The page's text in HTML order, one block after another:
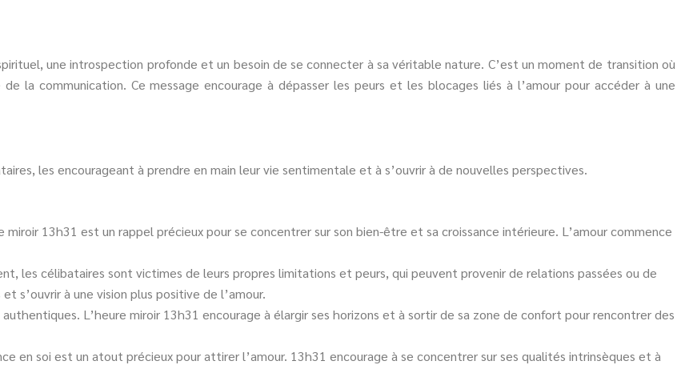
une introspection profonde et un besoin de se connecter à sa véritable nature. C’est un moment de transition où
la communication. Ce message encourage à dépasser les peurs et les blocages liés à l’amour pour accéder à une
les encourageant à prendre en main leur vie sentimentale et à s’ouvrir à de nouvelles perspectives.
13h31 est un rappel précieux pour se concentrer sur son bien-être et sa croissance intérieure. L’amour commence
les célibataires sont victimes de leurs propres limitations et peurs, qui peuvent provenir de relations passées ou de
s’ouvrir à une vision plus positive de l’amour.
L’heure miroir 13h31 encourage à élargir ses horizons et à sortir de sa zone de confort pour rencontrer des
en soi est un atout précieux pour attirer l’amour. 13h31 encourage à se concentrer sur ses qualités intrinsèques et à